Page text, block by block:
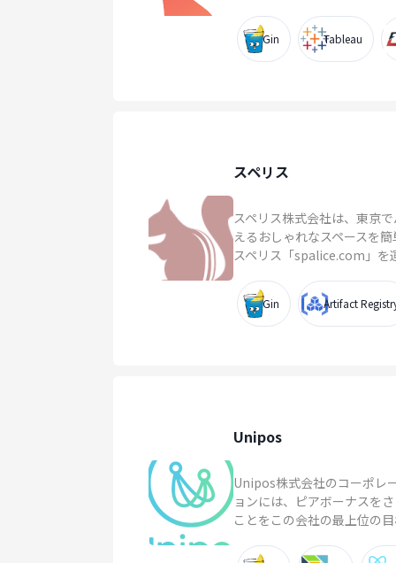
Gin Tableau
スペリス
スペリス株式会社は、東京
えるおしゃれなスペースを
スペリス「spalice.com」を
Gin Artifact
Unipos
Unipos株式会社のコーポレ
ョンには、ピアボーナスを
ことをこの会社の最上位の